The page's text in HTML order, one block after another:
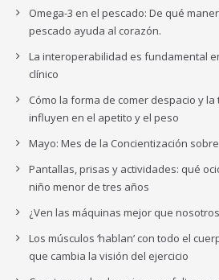
Omega-3 en el pescado: De qué
pescado ayuda al corazón.
La interoperabilidad es fundamental
clínico
Cómo la forma de comer despacio y
influyen en el apetito y el peso
Mayo: Mes de la Concientización
Pantallas, prisas y actividades: qué
niño menor de tres años
¿Ven las máquinas mejor que
Los músculos ‘hablan’ con todo el
que cambia la visión del ejercicio